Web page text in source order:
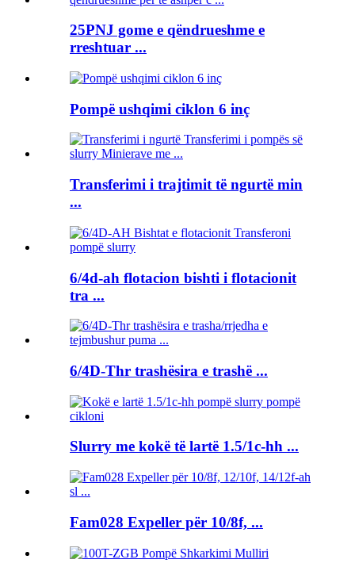
25PNJ gome e qëndrueshme e
rreshtuar ...
Pompë ushqimi ciklon 6 inç
Transferimi i trajtimit të ngurtë min
...
6/4d-ah flotacion bishti i flotacionit
tra ...
6/4D-Thr trashësira e trashë ...
Slurry me kokë të lartë 1.5/1c-hh ...
Fam028 Expeller për 10/8f, ...